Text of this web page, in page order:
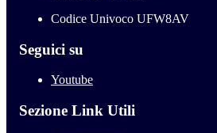
Codice Univoco UFW8AV
Seguici su
Youtube
Sezione Link Utili